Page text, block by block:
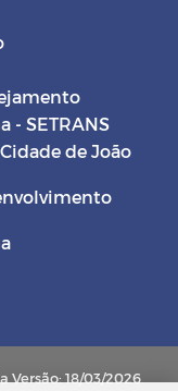
- SETRANS
de João
Versão: 18/03/2026